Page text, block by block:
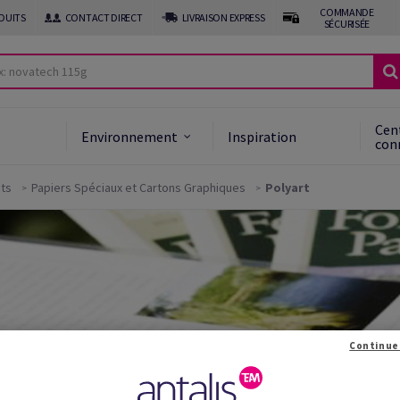
CONTACT DIRECT LIVRAISON EXPRESS
COMMANDE
SÉCURISÉE
Environnement Inspiration
Papiers Spéciaux et Cartons Graphiques Polyart